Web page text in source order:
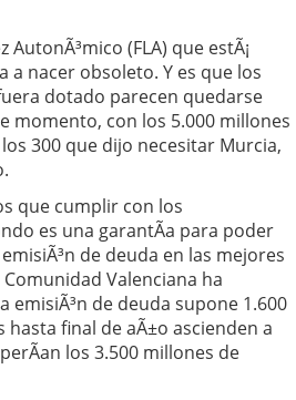
(FLA) que estÃ¡
nacer obsoleto. Y es que los
dotado parecen quedarse
momento, con los 5.000 millones
300 que dijo necesitar Murcia,
que cumplir con los
es una garantÃ­a para poder
de deuda en las mejores
Valenciana ha
emisiÃ³n de deuda supone 1.600
final de aÃ±o ascienden a
los 3.500 millones de